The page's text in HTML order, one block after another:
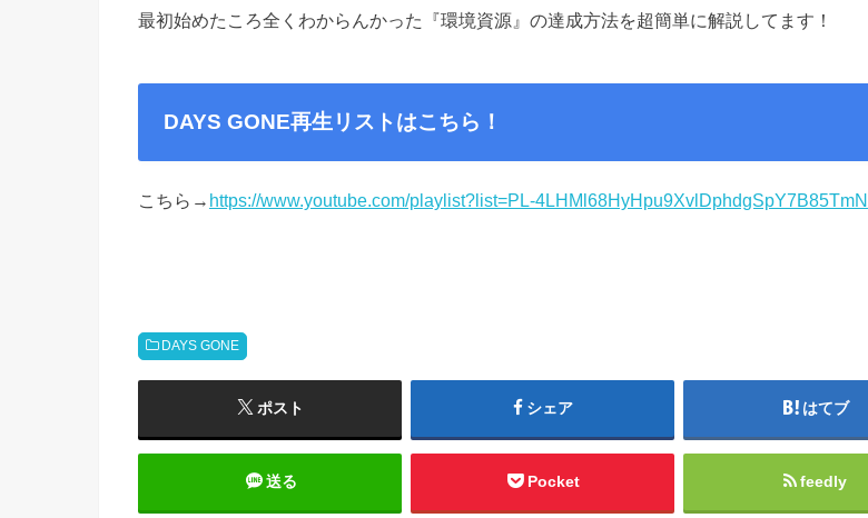
最初始めたころ全くわからんかった『環境資源』の達成方法を超簡単に解説してます！
DAYS GONE再生リストはこちら！
こちら→ https://www.youtube.com/playlist?list=PL-4LHMl68HyHpu9XvlDphdgSpY7B85TmN
DAYS GONE
ポスト シェア はてブ
送る Pocket feedly